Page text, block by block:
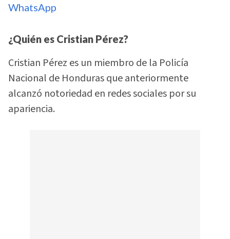
WhatsApp
¿Quién es Cristian Pérez?
Cristian Pérez es un miembro de la Policía
Nacional de Honduras que anteriormente
alcanzó notoriedad en redes sociales por su
apariencia.